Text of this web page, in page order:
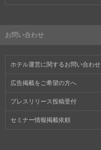
お問い合わせ
ホテル運営に関するお問い合わせ
広告掲載をご希望の方へ
プレスリリース投稿受付
セミナー情報掲載依頼